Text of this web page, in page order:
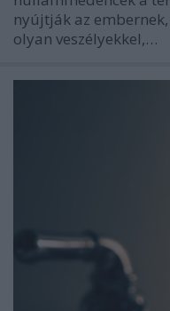
nyújtják az
olyan veszélyekkel,…